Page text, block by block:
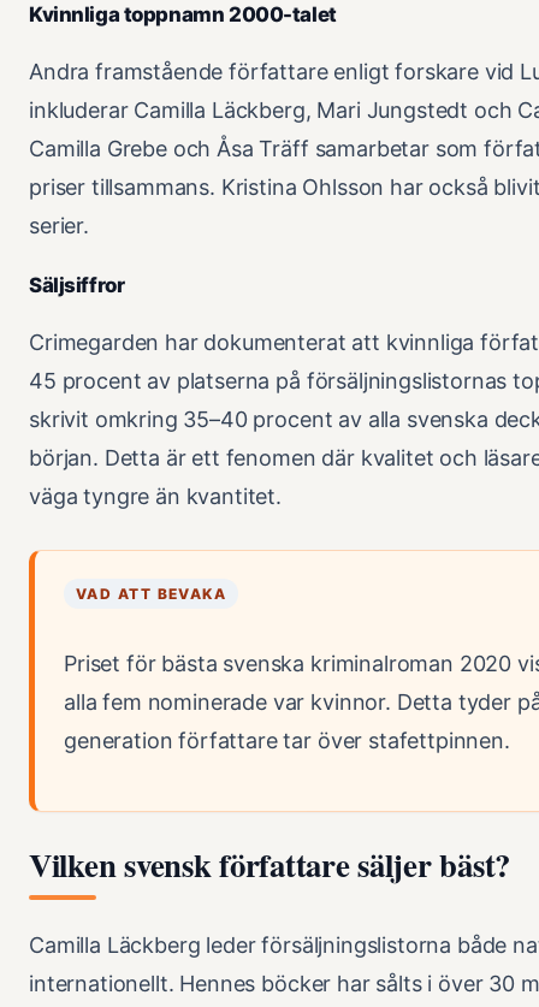
Kvinnliga toppnamn 2000-talet
Andra framstående författare enligt forskare vid
inkluderar Camilla Läckberg, Mari Jungstedt och
Camilla Grebe och Åsa Träff samarbetar som
priser tillsammans. Kristina Ohlsson har också
serier.
Säljsiffror
Crimegarden har dokumenterat att kvinnliga
45 procent av platserna på försäljningslistornas
skrivit omkring 35–40 procent av alla svenska
början. Detta är ett fenomen där kvalitet och
väga tyngre än kvantitet.
VAD ATT BEVAKA
Priset för bästa svenska kriminalroman 2020
alla fem nominerade var kvinnor. Detta tyder
generation författare tar över stafettpinnen.
Vilken svensk författare säljer bäst?
Camilla Läckberg leder försäljningslistorna både
internationellt. Hennes böcker har sålts i över 30